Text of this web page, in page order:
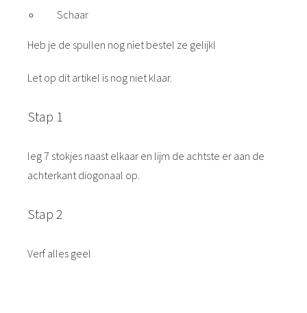
Schaar
Heb je de spullen nog niet bestel ze gelijkl
Let op dit artikel is nog niet klaar.
Stap 1
leg 7 stokjes naast elkaar en lijm de achtste er aan de
achterkant diogonaal op.
Stap 2
Verf alles geel